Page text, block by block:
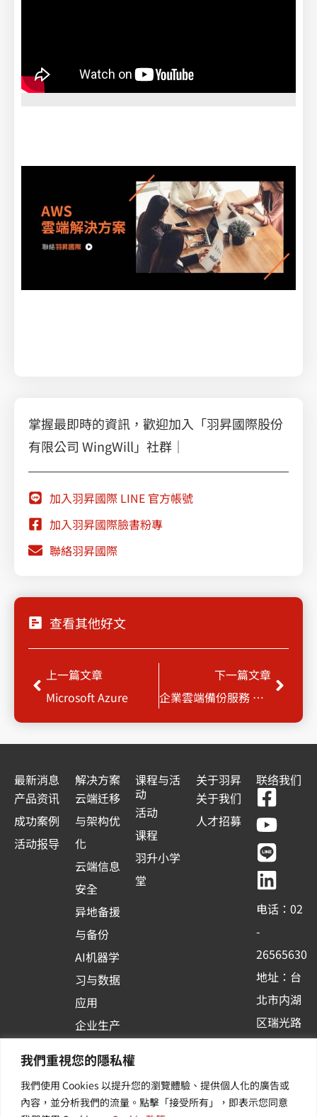
我們重視您的隱私權
我們使用 Cookies 以提升您的瀏覽體驗、提供個人化的廣告或
內容，並分析我們的流量。點擊「接受所有」，即表示您同意
掌握最即時的資訊，歡迎加入「羽昇國際股份
有限公司 WingWill」社群｜
加入羽昇國際 LINE 官方帳號
加入羽昇國際臉書粉專
聯絡羽昇國際
查看其他好文
Prev上一篇文章
Microsoft Azure
下一篇文章
企業雲端備份服務 HYCU for GCP
Next
最新消息
产品资讯
成功案例
活动报导
解决方案
云端迁移
与架构优
化
云端信息
安全
异地备援
与备份
AI机器学
习与数据
应用
企业生产
容器化平
台应用
课程与活
动
活动
课程
羽升小学
堂
关于羽昇
关于我们
人才招募
联络我们
F
a
c
e
b
o
o
k
-
s
q
u
r
e
Y
o
u
t
u
b
e
L
i
n
e
L
i
n
k
e
d
i
n
电话：02
-
26565630
地址：台
北市内湖
区瑞光路
订阅羽升
新讯 | 提